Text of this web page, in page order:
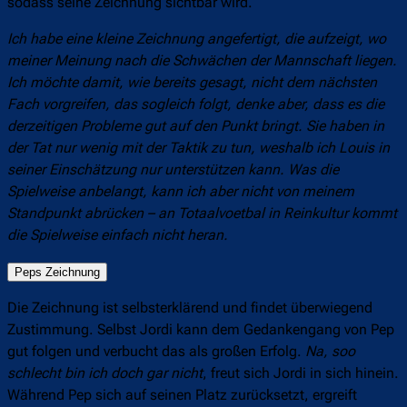
Ich habe eine kleine Zeichnung angefertigt, die aufzeigt, wo
meiner Meinung nach die Schwächen der Mannschaft liegen.
Ich möchte damit, wie bereits gesagt, nicht dem nächsten
Fach vorgreifen, das sogleich folgt, denke aber, dass es die
derzeitigen Probleme gut auf den Punkt bringt. Sie haben in
der Tat nur wenig mit der Taktik zu tun, weshalb ich Louis in
seiner Einschätzung nur unterstützen kann. Was die
Spielweise anbelangt, kann ich aber nicht von meinem
Standpunkt abrücken – an Totaalvoetbal in Reinkultur kommt
die Spielweise einfach nicht heran.
Peps Zeichnung
Die Zeichnung ist selbsterklärend und findet überwiegend
Zustimmung. Selbst Jordi kann dem Gedankengang von Pep
gut folgen und verbucht das als großen Erfolg. Na, soo
schlecht bin ich doch gar nicht, freut sich Jordi in sich hinein.
Während Pep sich auf seinen Platz zurücksetzt, ergreift